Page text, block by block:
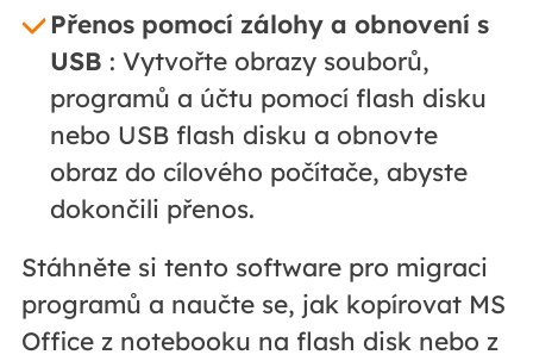
Přenos pomocí zálohy a obnovení s
USB : Vytvořte obrazy souborů,
programů a účtu pomocí flash disku
nebo USB flash disku a obnovte
obraz do cílového počítače, abyste
dokončili přenos.
Stáhněte si tento software pro migraci
programů a naučte se, jak kopírovat MS
Office z notebooku na flash disk nebo z